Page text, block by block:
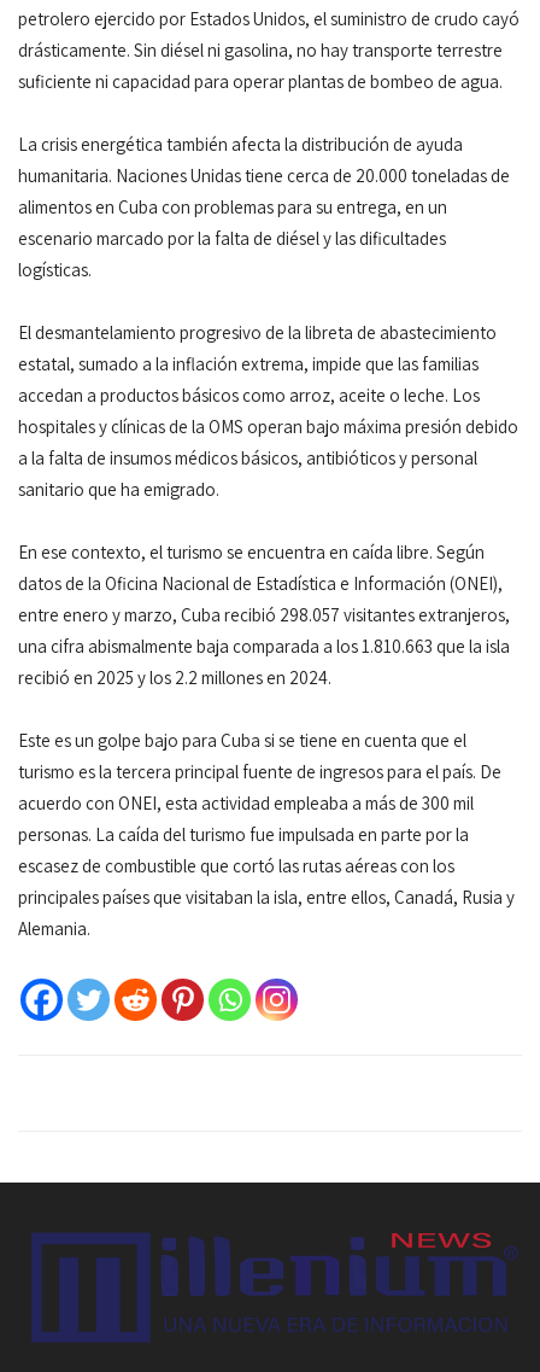
petrolero ejercido por Estados Unidos, el suministro de crudo cayó
drásticamente. Sin diésel ni gasolina, no hay transporte terrestre
suficiente ni capacidad para operar plantas de bombeo de agua.
La crisis energética también afecta la distribución de ayuda
humanitaria. Naciones Unidas tiene cerca de 20.000 toneladas de
alimentos en Cuba con problemas para su entrega, en un
escenario marcado por la falta de diésel y las dificultades
logísticas.
El desmantelamiento progresivo de la libreta de abastecimiento
estatal, sumado a la inflación extrema, impide que las familias
accedan a productos básicos como arroz, aceite o leche. Los
hospitales y clínicas de la OMS operan bajo máxima presión debido
a la falta de insumos médicos básicos, antibióticos y personal
sanitario que ha emigrado.
En ese contexto, el turismo se encuentra en caída libre. Según
datos de la Oficina Nacional de Estadística e Información (ONEI),
entre enero y marzo, Cuba recibió 298.057 visitantes extranjeros,
una cifra abismalmente baja comparada a los 1.810.663 que la isla
recibió en 2025 y los 2.2 millones en 2024.
Este es un golpe bajo para Cuba si se tiene en cuenta que el
turismo es la tercera principal fuente de ingresos para el país. De
acuerdo con ONEI, esta actividad empleaba a más de 300 mil
personas. La caída del turismo fue impulsada en parte por la
escasez de combustible que cortó las rutas aéreas con los
principales países que visitaban la isla, entre ellos, Canadá, Rusia y
Alemania.